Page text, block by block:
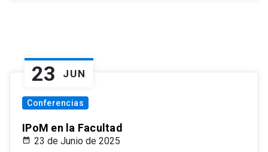
23 JUN
Conferencias
IPoM en la Facultad
23 de Junio de 2025